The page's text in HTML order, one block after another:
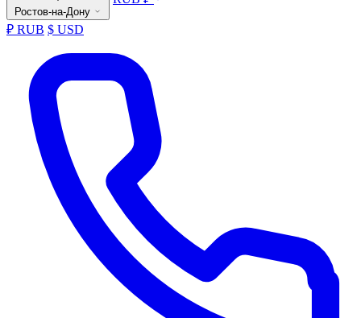
Ростов-на-Дону
₽ RUB $ USD